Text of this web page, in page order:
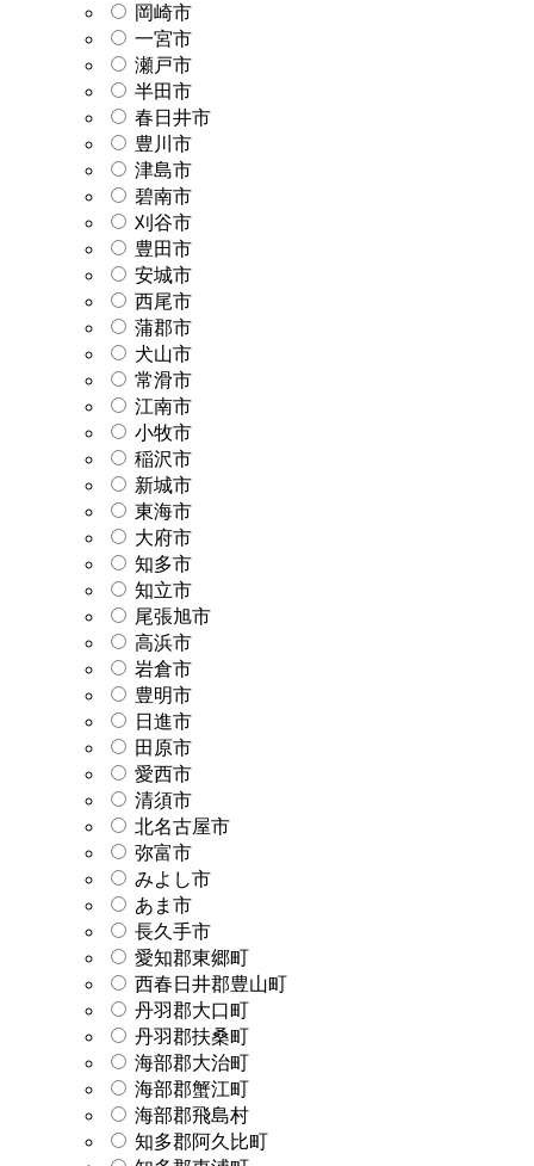
岡崎市
一宮市
瀬戸市
半田市
春日井市
豊川市
津島市
碧南市
刈谷市
豊田市
安城市
西尾市
蒲郡市
犬山市
常滑市
江南市
小牧市
稲沢市
新城市
東海市
大府市
知多市
知立市
尾張旭市
高浜市
岩倉市
豊明市
日進市
田原市
愛西市
清須市
北名古屋市
弥富市
みよし市
あま市
長久手市
愛知郡東郷町
西春日井郡豊山町
丹羽郡大口町
丹羽郡扶桑町
海部郡大治町
海部郡蟹江町
海部郡飛島村
知多郡阿久比町